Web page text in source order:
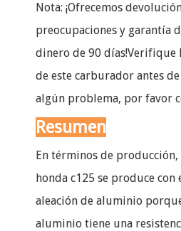
Nota: ¡Ofrecemos
preocupaciones y garantía
dinero de 90 días!Verifique
de este carburador antes
algún problema, por favor
Resumen
En términos de
honda c125 se produce
aleación de aluminio
aluminio tiene una